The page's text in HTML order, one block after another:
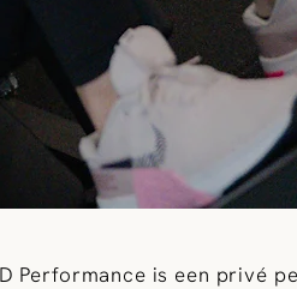
Performance is een privé